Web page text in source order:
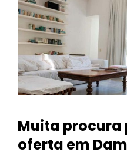
Muita procura
oferta em